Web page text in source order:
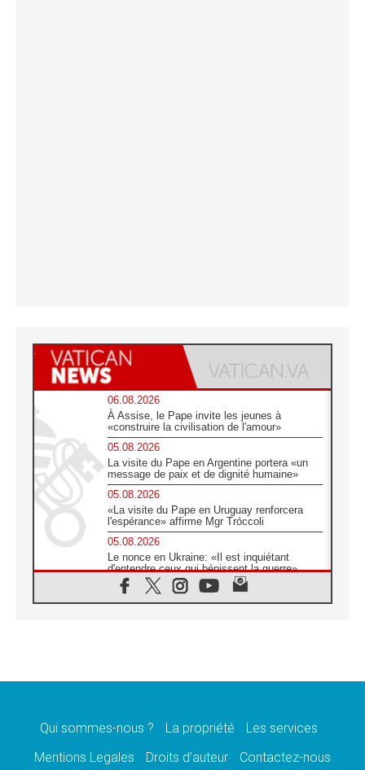
06.08.2026
À Assise, le Pape invite les jeunes à
«construire la civilisation de l'amour»
05.08.2026
La visite du Pape en Argentine portera «un
message de paix et de dignité humaine»
05.08.2026
«La visite du Pape en Uruguay renforcera
l'espérance» affirme Mgr Tróccoli
05.08.2026
Le nonce en Ukraine: «Il est inquiétant
d'entendre ceux qui bénissent la guerre»
05.08.2026
Léon XIV au Pérou, une lueur d'espoir pour
décès du cardinal Júlio Langa
Le Pape attendu en novembre en Uruguay,
Qui sommes-nous ? La propriété
Les services
Mentions Legales
Droits d’auteur Contactez-nous